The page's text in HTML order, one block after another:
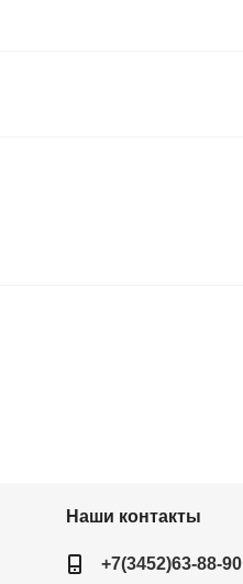
Наши контакты
+7(3452)63-88-90